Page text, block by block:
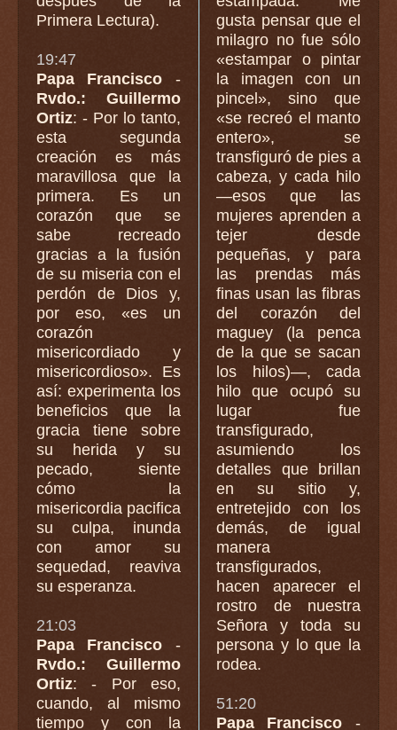
Primera Lectura).
19:47
Papa Francisco -
Rvdo.: Guillermo
Ortiz: - Por lo tanto,
esta segunda
creación es más
maravillosa que la
primera. Es un
corazón que se
sabe recreado
gracias a la fusión
de su miseria con el
perdón de Dios y,
por eso, «es un
corazón
misericordiado y
misericordioso». Es
así: experimenta los
beneficios que la
gracia tiene sobre
su herida y su
pecado, siente
cómo la
misericordia pacifica
su culpa, inunda
con amor su
sequedad, reaviva
su esperanza.
21:03
Papa Francisco -
Rvdo.: Guillermo
Ortiz: - Por eso,
cuando, al mismo
tiempo y con la
gusta pensar que el
milagro no fue sólo
«estampar o pintar
la imagen con un
pincel», sino que
«se recreó el manto
entero», se
transfiguró de pies a
cabeza, y cada hilo
―esos que las
mujeres aprenden a
tejer desde
pequeñas, y para
las prendas más
finas usan las fibras
del corazón del
maguey (la penca
de la que se sacan
los hilos)―, cada
hilo que ocupó su
lugar fue
transfigurado,
asumiendo los
detalles que brillan
en su sitio y,
entretejido con los
demás, de igual
manera
transfigurados,
hacen aparecer el
rostro de nuestra
Señora y toda su
persona y lo que la
rodea.
51:20
Papa Francisco -